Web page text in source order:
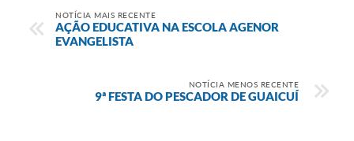
NOTÍCIA MAIS RECENTE
AÇÃO EDUCATIVA NA ESCOLA AGENOR
EVANGELISTA
NOTÍCIA MENOS RECENTE
9ª FESTA DO PESCADOR DE GUAICUÍ